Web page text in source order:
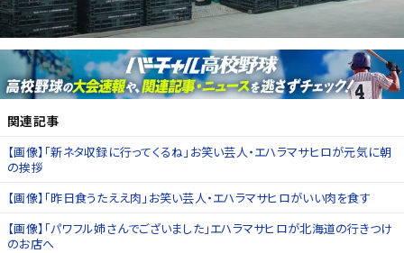
関連記事
【画像】「新ネタ収録に行ってくるね」お笑い芸人・エハラマサヒロが元気に朝
の挨拶
【画像】「昨日食うたええ肉」お笑い芸人・エハラマサヒロがいい肉を食す
【画像】「パワフル姉さんでございました」エハラマサヒロが北海道の行きつけ
のお店へ